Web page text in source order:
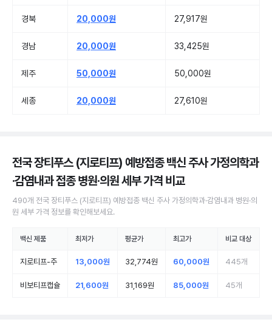
경북 20,000원 27,917원
경남 20,000원 33,425원
제주 50,000원 50,000원
세종 20,000원 27,610원
전국 장티푸스 (지로티프) 예방접종 백신 주사 가정의학과
·감염내과 접종 병원·의원세부 가격 비교
490개 전국 장티푸스 (지로티프) 예방접종 백신 주사 가정의학과·감염내과 병원·의
원 세부 가격 정보를 확인해보세요.
백신 제품 최저가 평균가 최고가 비교 대상
지로티프-주 13,000원 32,774원 60,000원 445개
비보티프캡슐 21,600원 31,169원 85,000원 45개